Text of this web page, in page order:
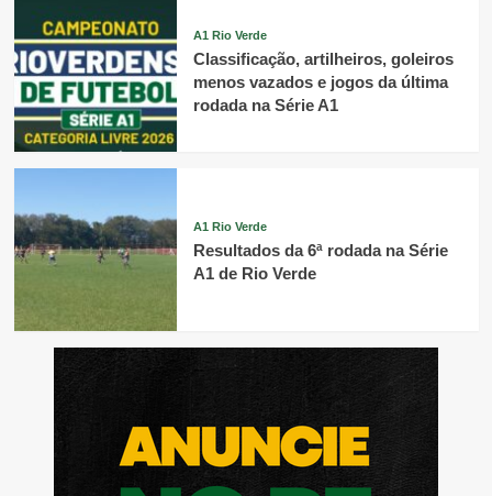
A1 Rio Verde
Classificação, artilheiros, goleiros
menos vazados e jogos da última
rodada na Série A1
A1 Rio Verde
Resultados da 6ª rodada na Série
A1 de Rio Verde